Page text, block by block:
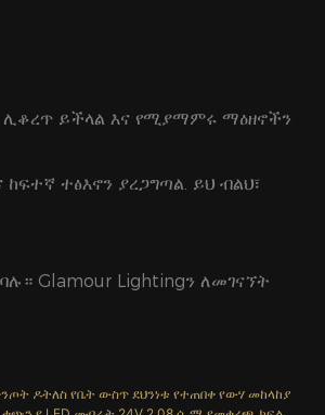
ሊቆረጥ ይችላል እና የሚያማምሩ ማዕዘኖችን
ተፅእኖን ያረጋግጣል. ይህ ብልህ፣
Glamour Lightingን ለመገናኘት